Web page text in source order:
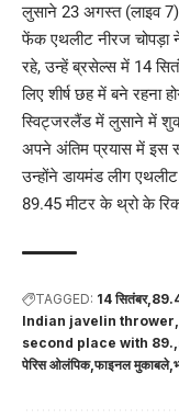
लुसाने 23 अगस्त (लाइव
फेंक एथलीट नीरज चोपड़ा
रहे, उन्हें ब्रसेल्स में 14
लिए शीर्ष छह में बने रहना
स्विट्जरलैंड में लुसाने में
अपने अंतिम प्रयास में इस
उन्होंने डायमंड लीग
89.45 मीटर के थ्रो के
TAGGED: 14 सितंबर
Indian javelin thrower
second place with 89.
पेरिस ओलंपिक फाइनल मुकाबले